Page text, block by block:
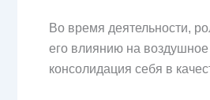
Во время деятельности,
его влиянию на воздушное
консолидация себя в